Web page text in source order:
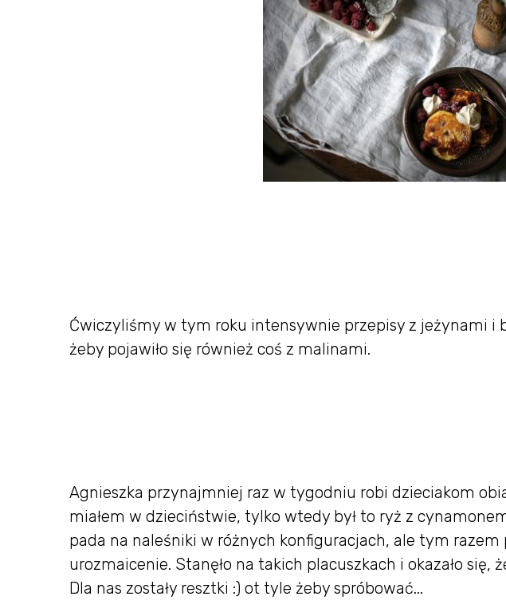
Ćwiczyliśmy w tym roku intensywnie przepisy z jeżynami i
żeby pojawiło się również coś z malinami.
Agnieszka przynajmniej raz w tygodniu robi dzieciakom
miałem w dzieciństwie, tylko wtedy był to ryż z
pada na naleśniki w różnych konfiguracjach, ale tym razem
urozmaicenie. Stanęło na takich placuszkach i okazało się,
Dla nas zostały resztki :) ot tyle żeby spróbować...